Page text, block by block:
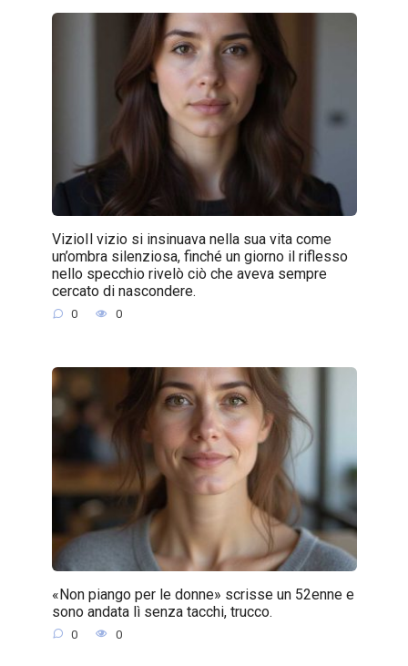
VizioIl vizio si insinuava nella sua vita come
un’ombra silenziosa, finché un giorno il riflesso
nello specchio rivelò ciò che aveva sempre
cercato di nascondere.
0 0
«Non piango per le donne» scrisse un 52enne e
sono andata lì senza tacchi, trucco.
0 0